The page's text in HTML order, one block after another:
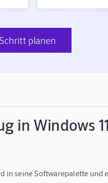
planen
in Windows
seine Softwarepalette und